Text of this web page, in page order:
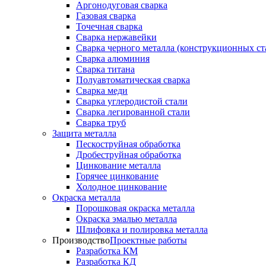
Аргонодуговая сварка
Газовая сварка
Точечная сварка
Сварка нержавейки
Сварка черного металла (конструкционных
Сварка алюминия
Сварка титана
Полуавтоматическая сварка
Сварка меди
Сварка углеродистой стали
Сварка легированной стали
Сварка труб
Защита металла
Пескоструйная обработка
Дробеструйная обработка
Цинкование металла
Горячее цинкование
Холодное цинкование
Окраска металла
Порошковая окраска металла
Окраска эмалью металла
Шлифовка и полировка металла
ПроизводствоПроектные работы
Разработка КМ
Разработка КД